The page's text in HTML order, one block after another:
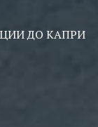
ДО КАПРИ